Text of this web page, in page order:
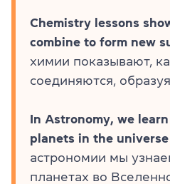
Chemistry lessons
combine to form new
химии показывают,
соединяются,
In Astronomy, we
planets in the universe
астрономии мы
планетах во